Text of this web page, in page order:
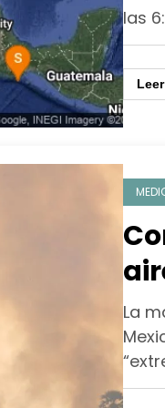
las
La